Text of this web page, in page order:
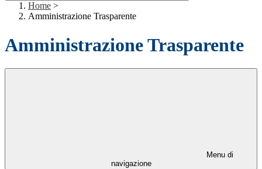
Home >
Amministrazione Trasparente
Amministrazione Trasparente
Menu di
navigazione